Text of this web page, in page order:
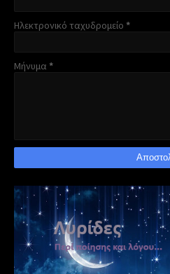
Ηλεκτρονικό ταχυδρομείο *
Μήνυμα *